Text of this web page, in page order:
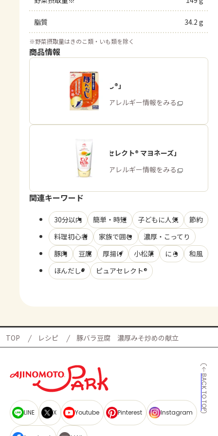
脂質 34.2 g
※野菜摂取量はきのこ類・いも類を除く
商品情報
「ほんだし®」
商品・アレルギー情報をみる
「ピュアセレクト® マヨネーズ」
商品・アレルギー情報をみる
関連キーワード
30分以内 簡単・時短 子どもに人気
節約
料理初心者
家族で囲む
濃厚・こってり
豚肉
豆腐 厚揚げ 小松菜 にら
和風
ほんだし®
ピュアセレクト®
TOP レシピ 豚バラ豆腐 濃厚みそ炒めの献立
BACK TO TOP
LINE X Youtube Pinterest Instagram